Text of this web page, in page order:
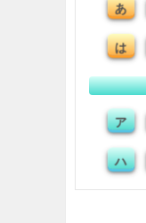
あ
は
ア
ハ